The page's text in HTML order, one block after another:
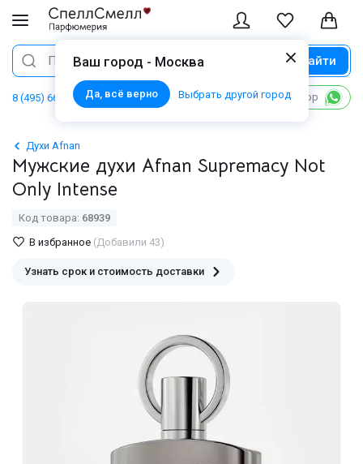
Ваш город - Москва
Да, всё верно Выбрать другой город
Поиск Найти
8 (495) 668 06 02 Написать в WhatsApp
Духи Afnan
Мужские духи Afnan Supremacy Not
Only Intense
Код товара: 68939
В избранное (Добавили 43)
Узнать срок и стоимость доставки